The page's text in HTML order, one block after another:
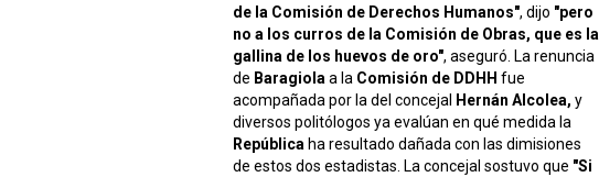
de la Comisión de Derechos Humanos", dijo "pero
no a los curros de la Comisión de Obras, que es la
gallina de los huevos de oro", aseguró. La renuncia
de Baragiola a la Comisión de DDHH fue
acompañada por la del concejal
Hernán Alcolea, y
diversos politólogos ya evalúan en qué medida la
República ha resultado dañada con las dimisiones
de estos dos estadistas. La concejal sostuvo que "Si